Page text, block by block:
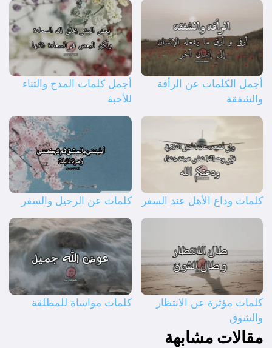
أجمل الكلمات عن الرأفة
والشفقة
أجمل كلمات المدح والثناء
للأحبة
كلمات وداع الأهل عند السفر كلمات عن الرحيل والسفر
كلمات مؤثرة عن الانتظار
والشوق
كلمات مواساة للمطلقة
مقالات مشابهة